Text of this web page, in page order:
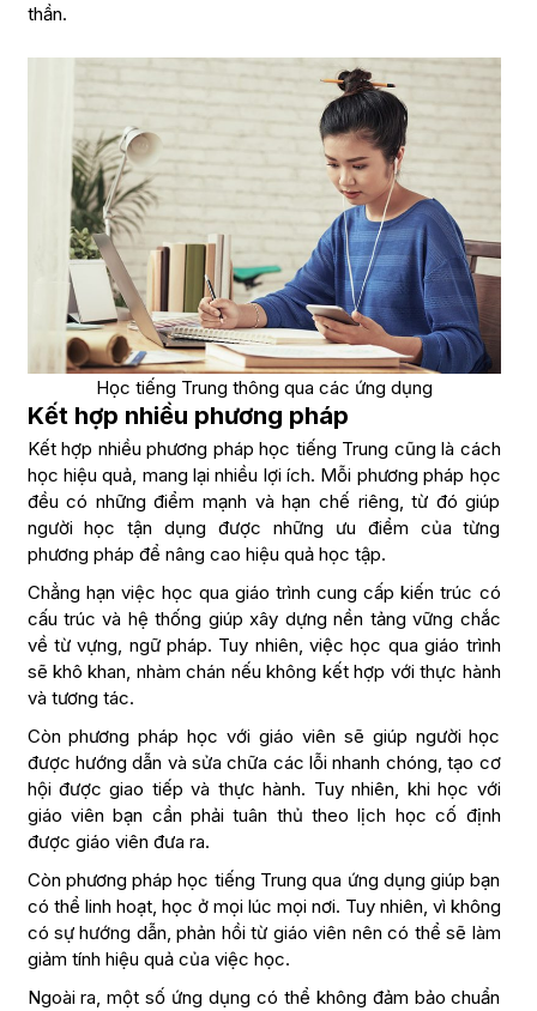
thần.
Học tiếng Trung thông qua các ứng dụng
Kết hợp nhiều phương pháp
Kết hợp nhiều phương pháp học tiếng Trung cũng là cách
học hiệu quả, mang lại nhiều lợi ích. Mỗi phương pháp học
đều có những điểm mạnh và hạn chế riêng, từ đó giúp
người học tận dụng được những ưu điểm của từng
phương pháp để nâng cao hiệu quả học tập.
Chẳng hạn việc học qua giáo trình cung cấp kiến trúc có
cấu trúc và hệ thống giúp xây dựng nền tảng vững chắc
về từ vựng, ngữ pháp. Tuy nhiên, việc học qua giáo trình
sẽ khô khan, nhàm chán nếu không kết hợp với thực hành
và tương tác.
Còn phương pháp học với giáo viên sẽ giúp người học
được hướng dẫn và sửa chữa các lỗi nhanh chóng, tạo cơ
hội được giao tiếp và thực hành. Tuy nhiên, khi học với
giáo viên bạn cần phải tuân thủ theo lịch học cố định
được giáo viên đưa ra.
Còn phương pháp học tiếng Trung qua ứng dụng giúp bạn
có thể linh hoạt, học ở mọi lúc mọi nơi. Tuy nhiên, vì không
có sự hướng dẫn, phản hồi từ giáo viên nên có thể sẽ làm
giảm tính hiệu quả của việc học.
Ngoài ra, một số ứng dụng có thể không đảm bảo chuẩn